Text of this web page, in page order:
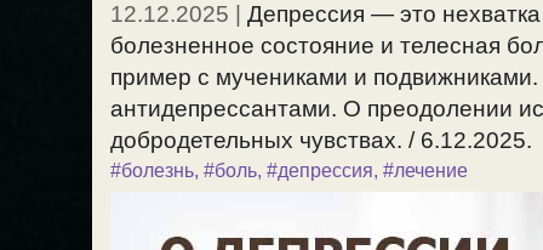
12.12.2025
Депрессия — это
болезненное состояние и телесная
пример с мучениками и
антидепрессантами. О преодолении
добродетельных чувствах. / 6.12.2025.
#болезнь, #боль, #депрессия, #лечение